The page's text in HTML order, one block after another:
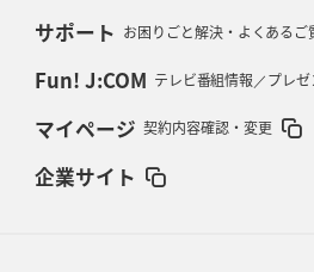
サポート お困りごと解決・よくあるご
Fun! J:COM テレビ番組情報／プレ
マイページ 契約内容確認・変更
企業サイト